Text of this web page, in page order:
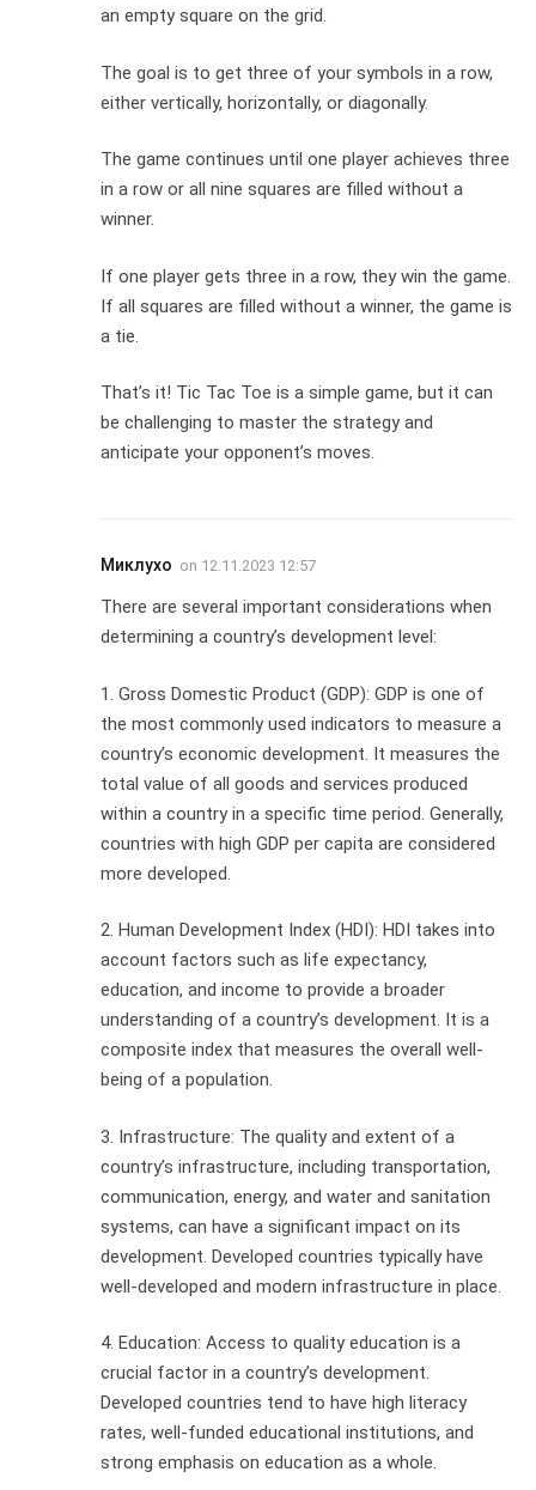
an empty square on the grid.
The goal is to get three of your symbols in a row,
either vertically, horizontally, or diagonally.
The game continues until one player achieves three
in a row or all nine squares are filled without a
winner.
If one player gets three in a row, they win the game.
If all squares are filled without a winner, the game is
a tie.
That’s it! Tic Tac Toe is a simple game, but it can
be challenging to master the strategy and
anticipate your opponent’s moves.
Миклухо on 12.11.2023 12:57
There are several important considerations when
determining a country’s development level:
1. Gross Domestic Product (GDP): GDP is one of
the most commonly used indicators to measure a
country’s economic development. It measures the
total value of all goods and services produced
within a country in a specific time period. Generally,
countries with high GDP per capita are considered
more developed.
2. Human Development Index (HDI): HDI takes into
account factors such as life expectancy,
education, and income to provide a broader
understanding of a country’s development. It is a
composite index that measures the overall well-
being of a population.
3. Infrastructure: The quality and extent of a
country’s infrastructure, including transportation,
communication, energy, and water and sanitation
systems, can have a significant impact on its
development. Developed countries typically have
well-developed and modern infrastructure in place.
4. Education: Access to quality education is a
crucial factor in a country’s development.
Developed countries tend to have high literacy
rates, well-funded educational institutions, and
strong emphasis on education as a whole.